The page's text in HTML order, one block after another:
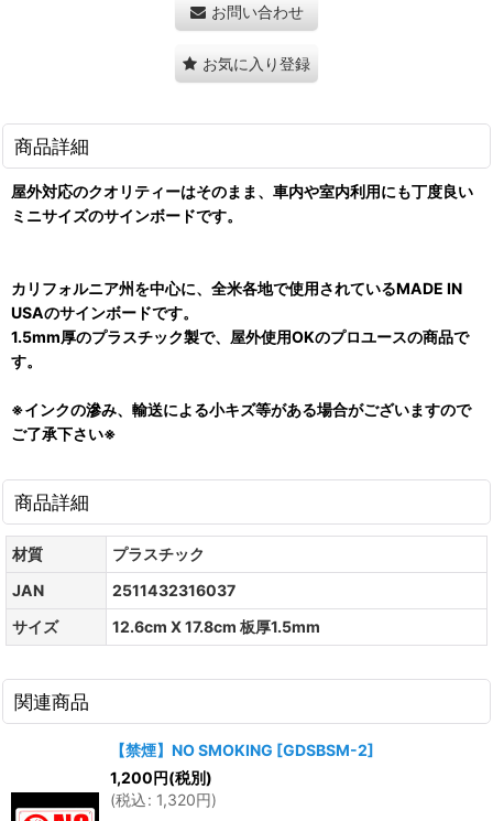
お問い合わせ
お気に入り登録
商品詳細
屋外対応のクオリティーはそのまま、車内や室内利用にも丁度良い
ミニサイズのサインボードです。
カリフォルニア州を中心に、全米各地で使用されているMADE IN
USAのサインボードです。
1.5mm厚のプラスチック製で、屋外使用OKのプロユースの商品で
す。
※インクの滲み、輸送による小キズ等がある場合がございますので
ご了承下さい※
商品詳細
材質
プラスチック
JAN
2511432316037
サイズ
12.6cm X 17.8cm 板厚1.5mm
関連商品
【禁煙】NO SMOKING [GDSBSM-2]
1,200円(税別)
(税込: 1,320円)